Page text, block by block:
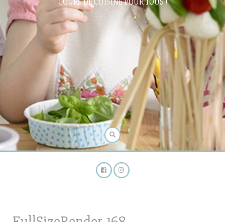
COURS DE CUISINE POUR TOUS !